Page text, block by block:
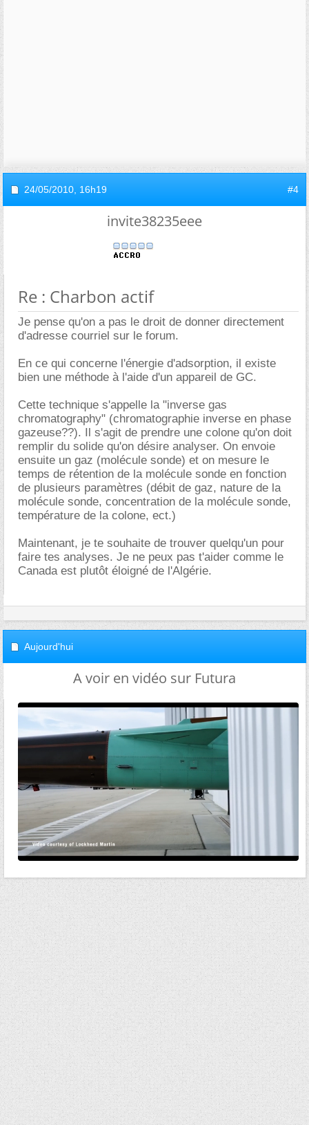
24/05/2010, 16h19 #4
invite38235eee
Re : Charbon actif
Je pense qu'on a pas le droit de donner directement
d'adresse courriel sur le forum.
En ce qui concerne l'énergie d'adsorption, il existe
bien une méthode à l'aide d'un appareil de GC.
Cette technique s'appelle la "inverse gas
chromatography" (chromatographie inverse en phase
gazeuse??). Il s'agit de prendre une colone qu'on doit
remplir du solide qu'on désire analyser. On envoie
ensuite un gaz (molécule sonde) et on mesure le
temps de rétention de la molécule sonde en fonction
de plusieurs paramètres (débit de gaz, nature de la
molécule sonde, concentration de la molécule sonde,
température de la colone, ect.)
Maintenant, je te souhaite de trouver quelqu'un pour
faire tes analyses. Je ne peux pas t'aider comme le
Canada est plutôt éloigné de l'Algérie.
Aujourd'hui
A voir en vidéo sur Futura